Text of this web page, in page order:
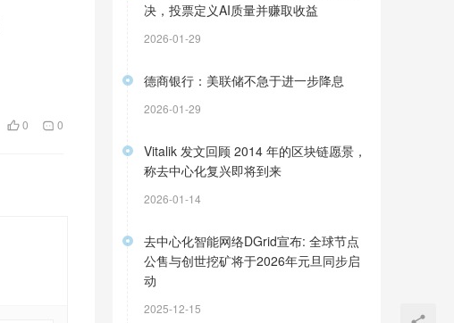
0 0
决，投票定义AI质量并赚取收益
2026-01-29
德商银行：美联储不急于进一步降息
2026-01-29
Vitalik 发文回顾 2014 年的区块链愿景，
称去中心化复兴即将到来
2026-01-14
去中心化智能网络DGrid宣布: 全球节点
公售与创世挖矿将于2026年元旦同步启
动
2025-12-15